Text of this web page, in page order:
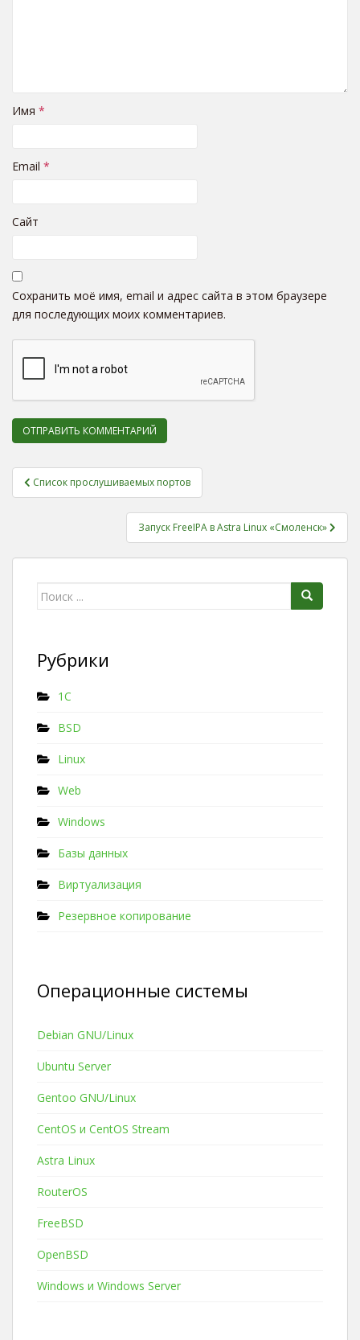
Имя *
Email *
Сайт
Сохранить моё имя, email и адрес сайта в этом браузере
для последующих моих комментариев.
Навигация по записям
Список прослушиваемых портов
Запуск FreeIPA в Astra Linux «Смоленск»
Поиск для:
Рубрики
1C
BSD
Linux
Web
Windows
Базы данных
Виртуализация
Резервное копирование
Операционные системы
Debian GNU/Linux
Ubuntu Server
Gentoo GNU/Linux
CentOS и CentOS Stream
Astra Linux
RouterOS
FreeBSD
OpenBSD
Windows и Windows Server